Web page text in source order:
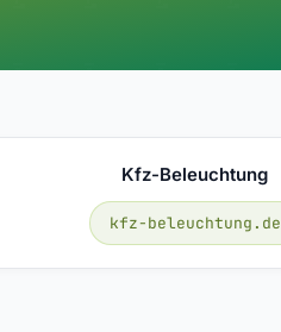
Kfz-Beleuchtung
kfz-beleuchtung.de